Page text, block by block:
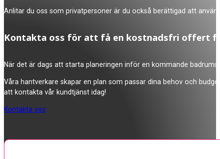
Anlitar du oss som privatpersoner är du också berättigad att
Kontakta oss för att få en kostnadsfri offert
När det är dags att starta planeringen inför en kommande
Våra hantverkare skapar en plan som passar dina behov och
att kontakta vår kundtjänst idag!
Kontakta oss